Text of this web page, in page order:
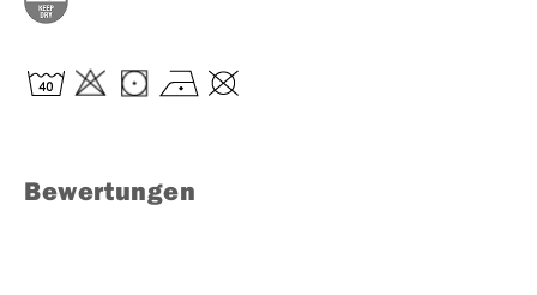
Bewertungen